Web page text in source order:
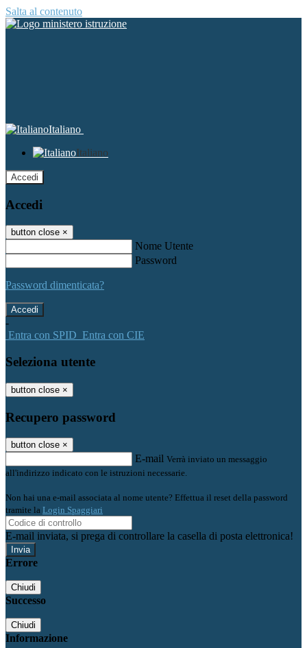
Salta al contenuto
Italiano
Italiano
Accedi
Accedi
button close ×
Nome Utente
Password
Password dimenticata?
-
Entra con SPID Entra con CIE
Seleziona utente
button close ×
Recupero password
button close ×
E-mail Verrà inviato un messaggio
all'indirizzo indicato con le istruzioni necessarie.
Non hai una e-mail associata al nome utente? Effettua il reset della password
tramite la Login Spaggiari
E-mail inviata, si prega di controllare la casella di posta elettronica!
Errore
Chiudi
Successo
Chiudi
Informazione